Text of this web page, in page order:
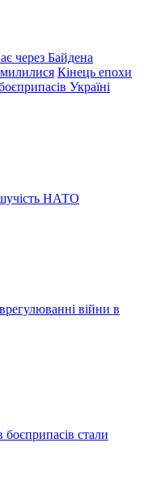
через Байдена
Кінець епохи
Україні
НАТО
війни в
стали